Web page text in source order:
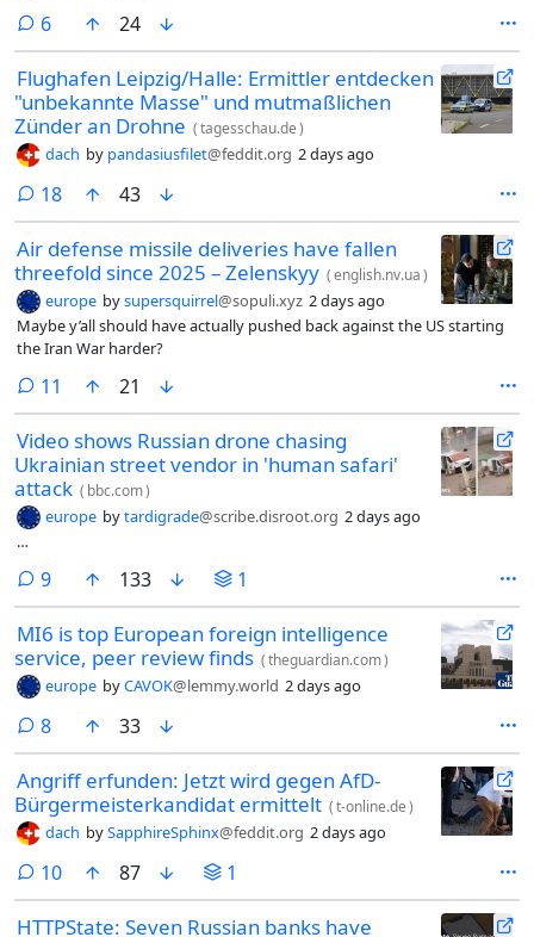
6comments
24
Flughafen Leipzig/Halle: Ermittler entdecken
"unbekannte Masse" und mutmaßlichen
Zünder an Drohne (tagesschau.de)
dach by pandasiusfilet@feddit.org 2 days ago
18comments
43
Air defense missile deliveries have fallen
threefold since 2025 – Zelenskyy (english.nv.ua)
europe bysupersquirrel@sopuli.xyz 2 days ago
Maybe y’all should have actually pushed back against the US starting
the Iran War harder?
11 comments
21
Video shows Russian drone chasing
Ukrainian street vendor in 'human safari'
attack ( bbc.com)
europe bytardigrade@scribe.disroot.org 2 days ago
…
9comments
133 1
MI6 is top European foreign intelligence
service, peer review finds (theguardian.com)
europe byCAVOK@lemmy.world 2 days ago
8comments
33
Angriff erfunden: Jetzt wird gegen AfD-
Bürgermeisterkandidat ermittelt (t-online.de)
dach bySapphireSphinx@feddit.org 2 days ago
10comments
87 1
HTTPState: Seven Russian banks have